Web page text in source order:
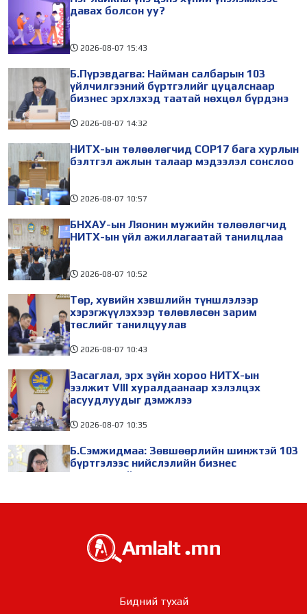
давах болсон уу?
2026-08-07 15:43
Б.Пүрэвдагва: Найман салбарын 103
үйлчилгээний бүртгэлийг цуцалснаар
бизнес эрхлэхэд таатай нөхцөл бүрдэнэ
2026-08-07 14:32
НИТХ-ын төлөөлөгчид COP17 бага хурлын
бэлтгэл ажлын талаар мэдээлэл сонслоо
2026-08-07 10:57
БНХАУ-ын Ляонин мужийн төлөөлөгчид
НИТХ-ын үйл ажиллагаатай танилцлаа
2026-08-07 10:52
Төр, хувийн хэвшлийн түншлэлээр
хэрэгжүүлэхээр төлөвлөсөн зарим
төслийг танилцуулав
2026-08-07 10:43
Засаглал, эрх зүйн хороо НИТХ-ын
ээлжит VIII хуралдаанаар хэлэлцэх
асуудлуудыг дэмжлээ
2026-08-07 10:35
Б.Сэмжидмаа: Зөвшөөрлийн шинжтэй 103
бүртгэлээс нийслэлийн бизнес
эрхлэгчдийг чөлөөллөө
төсвийн талаарх ерөнхий хяналтын
сонсгол зохион байгуулсан байна
УИХ-ын дарга С.Бямбацогт төрийг
Бидний тухай